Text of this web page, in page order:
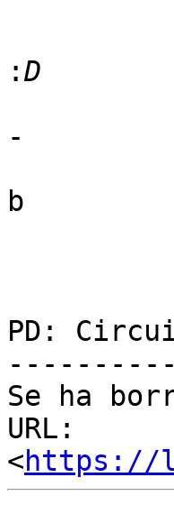
:
-
b
PD:
Se ha
URL:
<https://